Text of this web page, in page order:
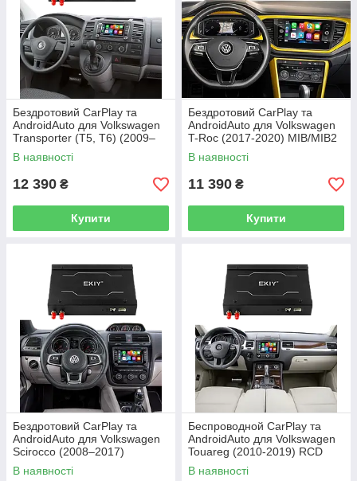
Бездротовий CarPlay та
AndroidAuto для Volkswagen
Transporter (T5, T6) (2009–
2015)
В наявності
12 390 ₴
Купити
Бездротовий CarPlay та
AndroidAuto для Volkswagen
T-Roc (2017-2020) MIB/MIB2
В наявності
11 390 ₴
Купити
Бездротовий CarPlay та
AndroidAuto для Volkswagen
Scirocco (2008–2017)
В наявності
Беспроводной CarPlay та
AndroidAuto для Volkswagen
Touareg (2010-2019) RCD
550
В наявності